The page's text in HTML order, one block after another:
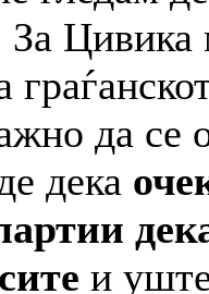
Цивика
да се
дека
и